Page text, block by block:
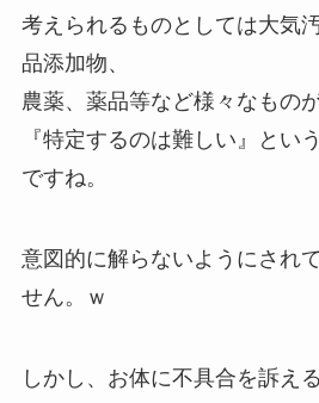
考えられるものとしては大気
品添加物、
農薬、薬品等など様々なもの
『特定するのは難しい』とい
ですね。
意図的に解らないようにされ
せん。ｗ
しかし、お体に不具合を訴え